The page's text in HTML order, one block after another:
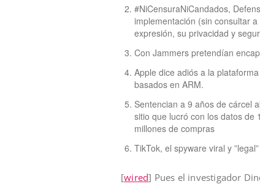
#NiCensuraNiCandados,
implementación (sin consultar
expresión, su privacidad y
Con Jammers pretendían
Apple dice adiós a la
basados en ARM.
Sentencian a 9 años de cárcel
sitio que lucró con los datos de
millones de compras
TikTok, el spyware viral y
[wired] Pues el investigador